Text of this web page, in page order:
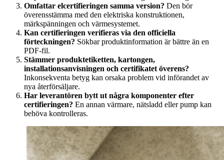
Omfattar elcertifieringen samma version? Den bör
överensstämma med den elektriska konstruktionen,
märkspänningen och värmesystemet.
Kan certifieringen verifieras via den officiella
förteckningen? Sökbar produktinformation är bättre än en
PDF-fil.
Stämmer produktetiketten, kartongen,
installationsanvisningen och certifikatet överens?
Inkonsekventa betyg kan orsaka problem vid införandet av
nya återförsäljare.
Har leverantören bytt ut några komponenter efter
certifieringen? En annan värmare, nätsladd eller pump kan
behöva kontrolleras.